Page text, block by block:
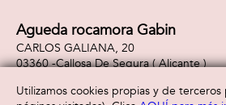
Agueda rocamora Gabin
CARLOS GALIANA, 20
03360 -Callosa De Segura( Alicante )
Utilizamos cookies propias y de